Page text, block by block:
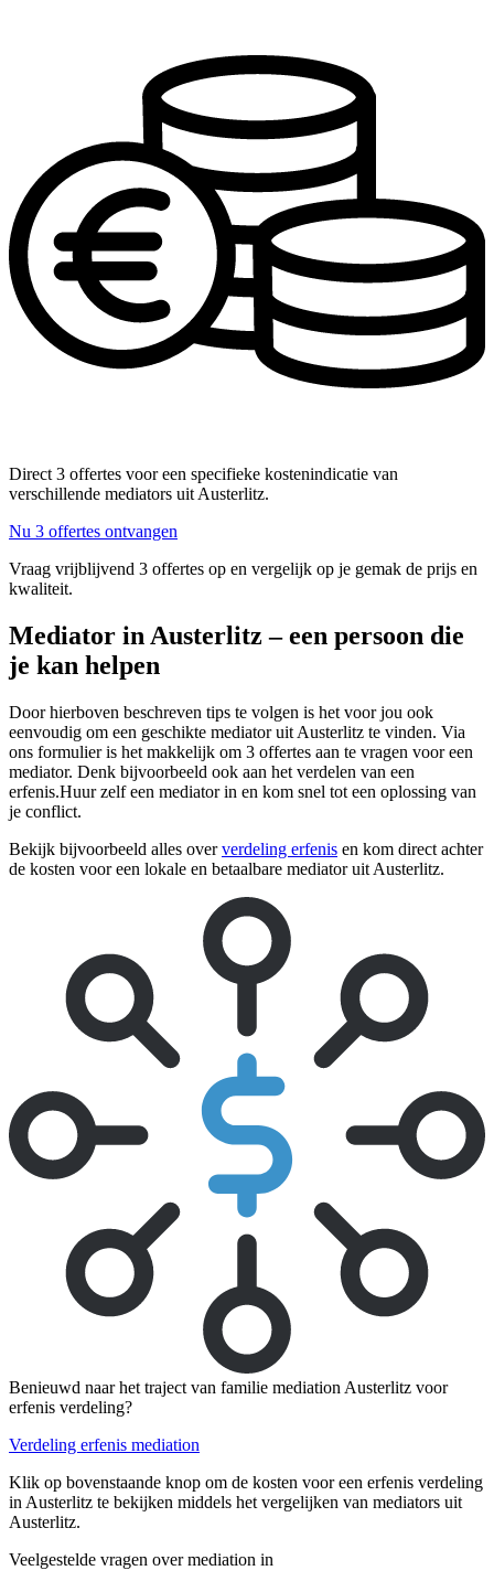
Direct 3 offertes voor een specifieke kostenindicatie van
verschillende mediators uit Austerlitz.
Nu 3 offertes ontvangen
Vraag vrijblijvend 3 offertes op en vergelijk op je gemak de prijs en
kwaliteit.
Mediator in Austerlitz – een persoon die
je kan helpen
Door hierboven beschreven tips te volgen is het voor jou ook
eenvoudig om een geschikte mediator uit Austerlitz te vinden. Via
ons formulier is het makkelijk om 3 offertes aan te vragen voor een
mediator. Denk bijvoorbeeld ook aan het verdelen van een
erfenis.Huur zelf een mediator in en kom snel tot een oplossing van
je conflict.
Bekijk bijvoorbeeld alles oververdeling erfenis en kom direct achter
de kosten voor een lokale en betaalbare mediator uit Austerlitz.
Benieuwd naar het traject van familie mediation Austerlitz voor
erfenis verdeling?
Verdeling erfenis mediation
Klik op bovenstaande knop om de kosten voor een erfenis verdeling
in Austerlitz te bekijken middels het vergelijken van mediators uit
Austerlitz.
Veelgestelde vragen over mediation in